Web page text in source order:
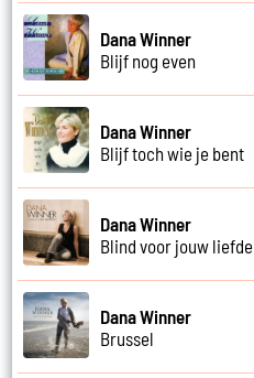
Dana Winner
Blijf nog even
Dana Winner
Blijf toch wie je bent
Dana Winner
Blind voor jouw liefde
Dana Winner
Brussel